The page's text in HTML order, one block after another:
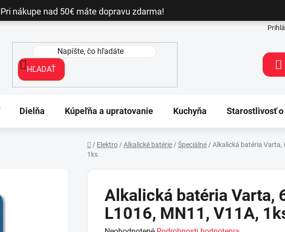
Pri nákupe nad 50€ máte dopravu zdarma!
HĽADAŤ
Dielňa Kúpeľňa a upratovanie Kuchyňa Starostlivosť
Domov
/ Elektro / Alkalické batérie / Špeciálne / Alkalická batéria Varta,
1ks
Alkalická batéria Varta,
L1016, MN11, V11A,